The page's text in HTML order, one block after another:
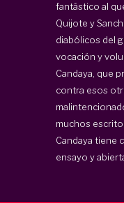
fantástico al
Quijote y
diabólicos del
vocación y
Candaya, que
contra esos
muchos
Candaya tiene
ensayo y